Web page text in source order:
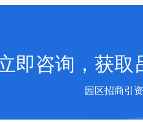
即咨询，获取
园区招商引